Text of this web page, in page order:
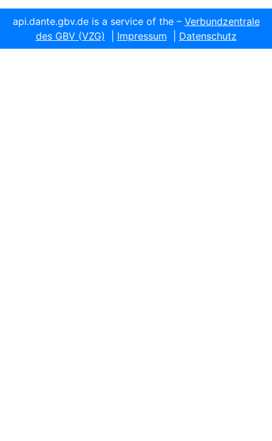
api.dante.gbv.de is a service of the – Verbundzentrale
des GBV (VZG)
Impressum Datenschutz